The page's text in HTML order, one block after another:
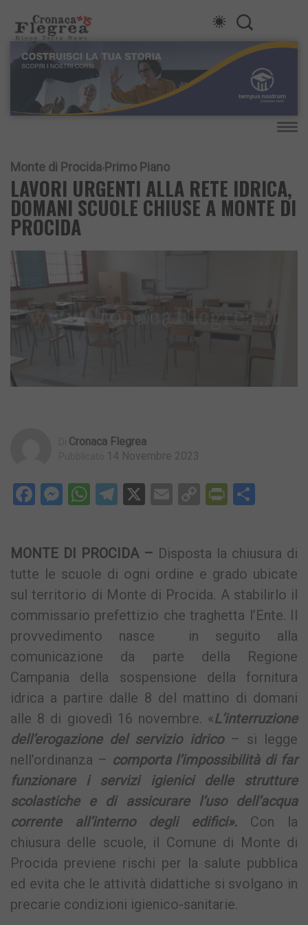
Monte di Procida Primo Piano
LAVORI URGENTI ALLA RETE IDRICA,
DOMANI SCUOLE CHIUSE A MONTE DI
PROCIDA
Cronaca Flegrea
14 Novembre 2023
Facebook
Messenger
WhatsApp
Telegram
X EmailCopy
MONTE DI PROCIDA – Disposta la chiusura di
tutte le scuole di ogni ordine e grado ubicate
sul territorio di Monte di Procida. A stabilirlo il
commissario prefettizio che traghetta l’Ente. Il
provvedimento nasce in seguito alla
comunicazione da parte della Regione
Campania della sospensione della fornitura
idrica a partire dalle 8 del mattino di domani
alle 8 di giovedì 16 novembre. «L’interruzione
dell’erogazione del servizio idrico– si legge
nell’ordinanza – comporta l’impossibilità di far
funzionare i servizi igienici delle strutture
scolastiche e di assicurare l’uso dell’acqua
corrente all’interno degli edifici». Con la
chiusura delle scuole, il Comune di Monte di
Procida previene rischi per la salute pubblica
ed evita che le attività didattiche si svolgano in
precarie condizioni igienico-sanitarie.